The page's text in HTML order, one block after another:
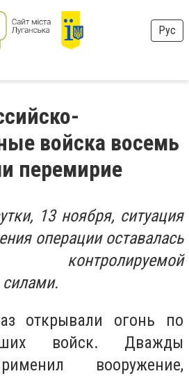
Рус
войска восемь
перемирие
13 ноября, ситуация
операции оставалась
открывали огонь по
войск. Дважды
вооружение,